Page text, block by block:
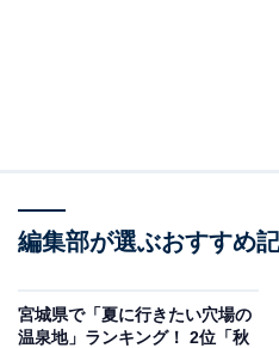
頃の疲れを洗い流し、心身を
です。
回答者からは「よく、テレビ
編集部が選ぶおすすめ
宮城県で「夏に行きたい穴場の
温泉地」ランキング！ 2位「秋